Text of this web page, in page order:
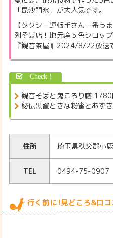
「毘沙門氷」が大人気です。
【タクシー運転手さん一番う
列そば店！地元産５色シロッ
『観音茶屋』2024/8/22放送
観音そばと鬼ころり膳 1780
秘伝黒蜜ときな粉蜜とあず
住所 埼玉県秩父郡小
TEL 0494-75-0907
行く前に!見どころ&口